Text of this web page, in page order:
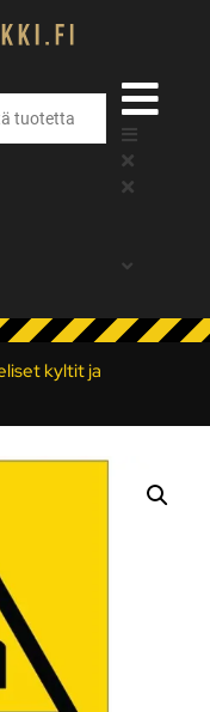
kyltit ja